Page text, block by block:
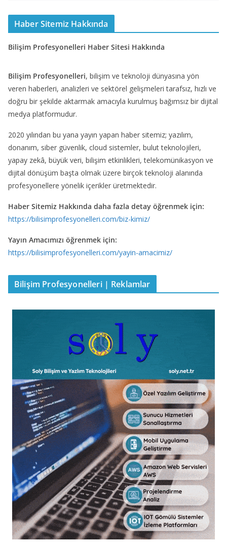
Haber Sitemiz Hakkında
Bilişim Profesyonelleri Haber Sitesi Hakkında
Bilişim Profesyonelleri, bilişim ve teknoloji dünyasına yön
veren haberleri, analizleri ve sektörel gelişmeleri tarafsız, hızlı ve
doğru bir şekilde aktarmak amacıyla kurulmuş bağımsız bir dijital
medya platformudur.
2020 yılından bu yana yayın yapan haber sitemiz; yazılım,
donanım, siber güvenlik, cloud sistemler, bulut teknolojileri,
yapay zekâ, büyük veri, bilişim etkinlikleri, telekomünikasyon ve
dijital dönüşüm başta olmak üzere birçok teknoloji alanında
profesyonellere yönelik içerikler üretmektedir.
Haber Sitemiz Hakkında daha fazla detay öğrenmek için:
https://bilisimprofesyonelleri.com/biz-kimiz/
Yayın Amacımızı öğrenmek için:
https://bilisimprofesyonelleri.com/yayin-amacimiz/
Bilişim Profesyonelleri | Reklamlar